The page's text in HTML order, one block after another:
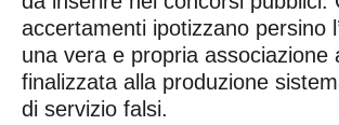
accertamenti ipotizzano persino
una vera e propria associazione
finalizzata alla produzione
di servizio falsi.